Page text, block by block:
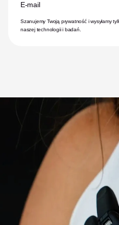
E-mail
Szanujemy Twoją prywatność i wysyłamy
naszej technologii i badań.